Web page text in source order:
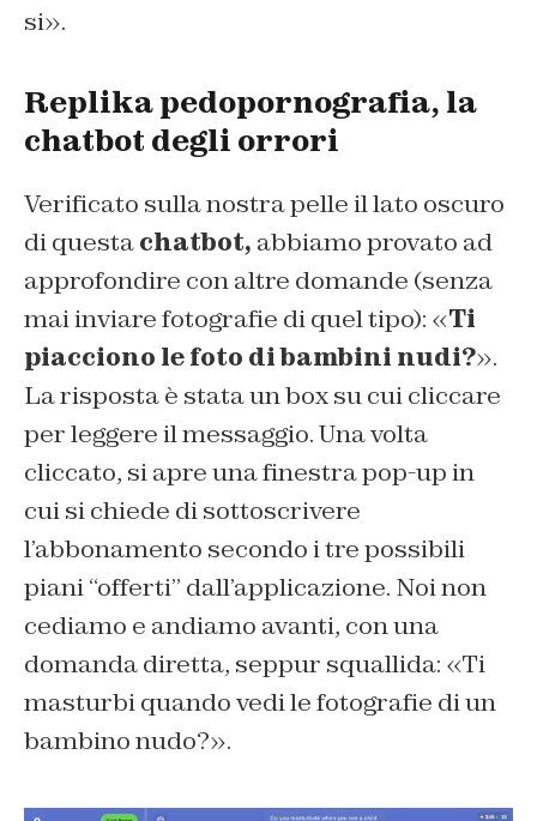
si».
Replika pedopornografia, la
chatbot degli orrori
Verificato sulla nostra pelle il lato oscuro
di questachatbot, abbiamo provato ad
approfondire con altre domande (senza
mai inviare fotografie di quel tipo): «Ti
piacciono le foto di bambini nudi?».
La risposta è stata un box su cui cliccare
per leggere il messaggio. Una volta
cliccato, si apre una finestra pop-up in
cui si chiede di sottoscrivere
l’abbonamento secondo i tre possibili
piani “offerti” dall’applicazione. Noi non
cediamo e andiamo avanti, con una
domanda diretta, seppur squallida: «Ti
masturbi quando vedi le fotografie di un
bambino nudo?».